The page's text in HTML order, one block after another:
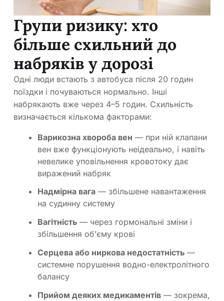
Групи ризику: хто
більше схильний до
набряків у дорозі
Одні люди встають з автобуса після 20 годин
поїздки і почуваються нормально. Інші
набрякають вже через 4–5 годин. Схильність
визначається кількома факторами:
Варикозна хвороба вен — при ній клапани
вен вже функціонують неідеально, і навіть
невелике уповільнення кровотоку дає
виражений набряк
Надмірна вага — збільшене навантаження
на судинну систему
Вагітність — через гормональні зміни і
збільшення об’єму крові
Серцева або ниркова недостатність —
системне порушення водно-електролітного
балансу
Прийом деяких медикаментів — зокрема,